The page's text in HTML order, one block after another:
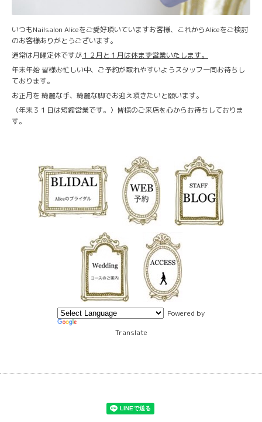
いつもNailsalon Aliceをご愛好頂いていますお客様、これからAliceをご検討
のお客様ありがとうございます。
通常は月曜定休ですが１２月と１月は休まず営業いたします。
年末年始 皆様お忙しい中、ご予約が取れやすいようスタッフ一同お待ちし
ております。
お正月を 綺麗な手、綺麗な脚でお迎え頂きたいと願います。
〈年末３１日は短縮営業です。〉皆様のご来店を心からお待ちしておりま
す。
Powered by
Translate